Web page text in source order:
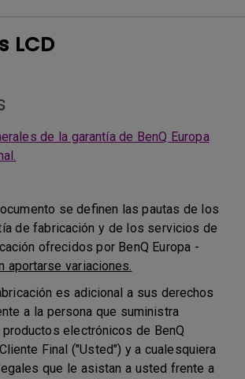
LCD
de la garantía de BenQ Europa
se definen las pautas de los
de fabricación y de los servicios de
ofrecidos por BenQ Europa -
aportarse variaciones.
es adicional a sus derechos
a la persona que suministra
electrónicos de BenQ
Final ("Usted") y a cualesquiera
que le asistan a usted frente a